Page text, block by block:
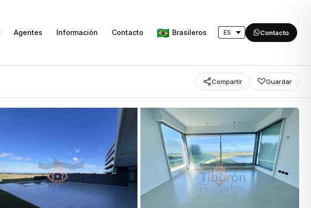
Agentes Información Contacto Brasileros Contacto
Compartir Guardar